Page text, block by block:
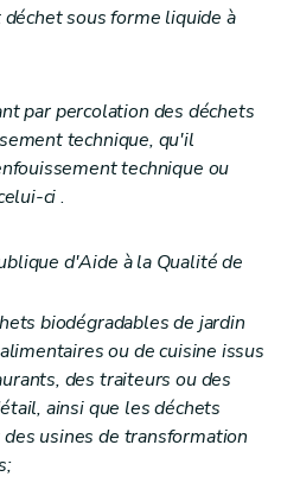
sous forme liquide à
par percolation des déchets
technique, qu'il
technique ou
ci.
d'Aide à la Qualité de
biodégradables de jardin
ou de cuisine issus
des traiteurs ou des
ainsi que les déchets
usines de transformation